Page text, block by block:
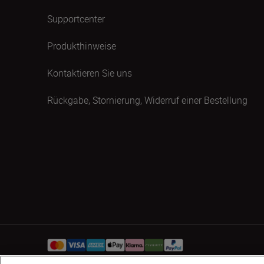
Supportcenter
Produkthinweise
Kontaktieren Sie uns
Rückgabe, Stornierung, Widerruf einer Bestellung